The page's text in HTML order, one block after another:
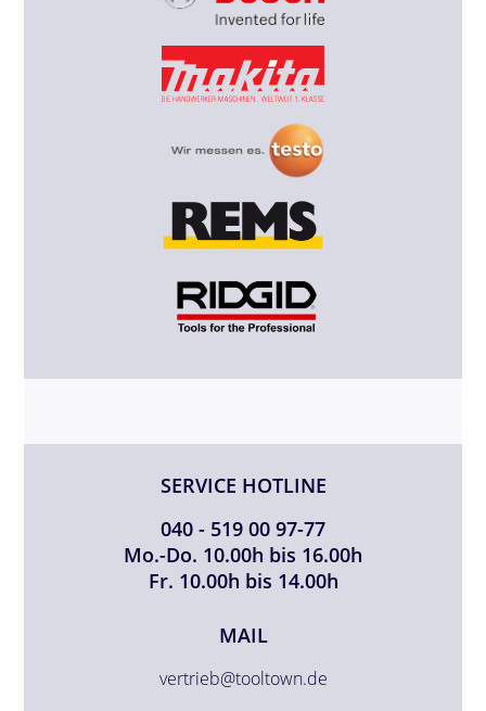
SERVICE HOTLINE
040 - 519 00 97-77
Mo.-Do. 10.00h bis 16.00h
Fr. 10.00h bis 14.00h
MAIL
vertrieb@tooltown.de